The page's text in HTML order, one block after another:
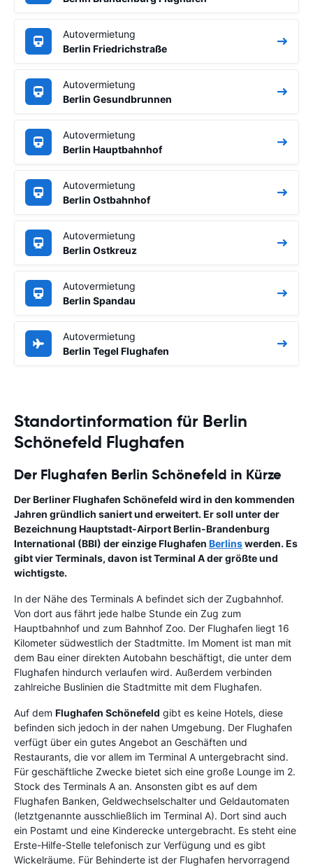
Autovermietung
Berlin Friedrichstraße
Autovermietung
Berlin Gesundbrunnen
Autovermietung
Berlin Hauptbahnhof
Autovermietung
Berlin Ostbahnhof
Autovermietung
Berlin Ostkreuz
Autovermietung
Berlin Spandau
Autovermietung
Berlin Tegel Flughafen
Standortinformation für Berlin
Schönefeld Flughafen
Der Flughafen Berlin Schönefeld in Kürze
Der Berliner Flughafen Schönefeld wird in den kommenden
Jahren gründlich saniert und erweitert. Er soll unter der
Bezeichnung Hauptstadt-Airport Berlin-Brandenburg
International (BBI) der einzige Flughafen Berlinswerden. Es
gibt vier Terminals, davon ist Terminal A der größte und
wichtigste.
In der Nähe des Terminals A befindet sich der Zugbahnhof.
Von dort aus fährt jede halbe Stunde ein Zug zum
Hauptbahnhof und zum Bahnhof Zoo. Der Flughafen liegt 16
Kilometer südwestlich der Stadtmitte. Im Moment ist man mit
dem Bau einer direkten Autobahn beschäftigt, die unter dem
Flughafen hindurch verlaufen wird. Außerdem verbinden
zahlreiche Buslinien die Stadtmitte mit dem Flughafen.
Auf dem Flughafen Schönefeld gibt es keine Hotels, diese
befinden sich jedoch in der nahen Umgebung. Der Flughafen
verfügt über ein gutes Angebot an Geschäften und
Restaurants, die vor allem im Terminal A untergebracht sind.
Für geschäftliche Zwecke bietet sich eine große Lounge im 2.
Stock des Terminals A an. Ansonsten gibt es auf dem
Flughafen Banken, Geldwechselschalter und Geldautomaten
(letztgenannte ausschließlich im Terminal A). Dort sind auch
ein Postamt und eine Kinderecke untergebracht. Es steht eine
Erste-Hilfe-Stelle telefonisch zur Verfügung und es gibt
Wickelräume. Für Behinderte ist der Flughafen hervorragend